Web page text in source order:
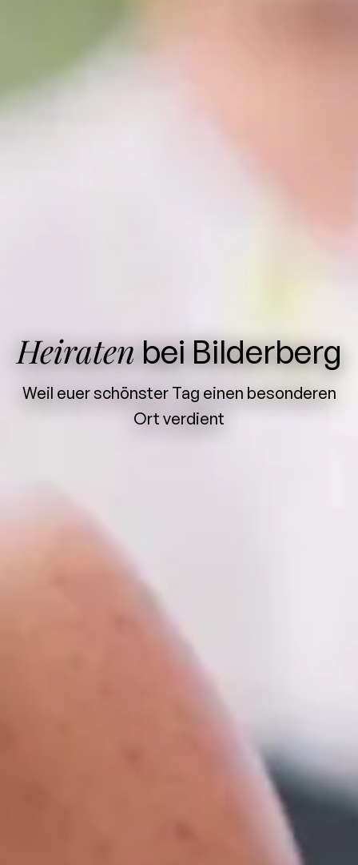
Heiratenbei Bilderberg
Weil euer schönster Tag einen besonderen
Ort verdient